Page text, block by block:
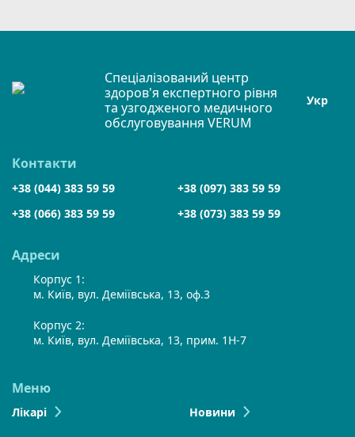
Спеціалізований центр
здоров'я експертного рівня
та узгодженого медичного
обслуговування VERUM
Укр
Адреси
Корпус 1:
м. Київ, вул. Деміївська, 13, оф.3
Корпус 2:
м. Київ, вул. Деміївська, 13, прим. 1Н-7
Меню
Лікарі Новини
Контакти
+38 (044) 383 59 59
+38 (097) 383 59 59
+38 (066) 383 59 59
+38 (073) 383 59 59